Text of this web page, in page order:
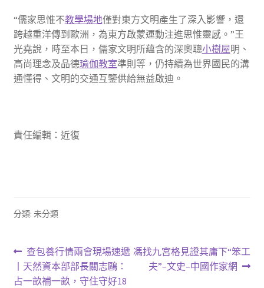
“儒家思惟不教學場地僅對東方文明產生了深入影響，還
跨越重洋傳到歐洲，為東方啟蒙運動注進思惟靈感。”王
光堯說，時至本日，儒家文明所蘊含的深奧聰小樹屋明、
高尚理念及品德瑜伽教室準則等，仍持續為世界國民的溝
通懂得、文明的交通互鑒供給無益啟迪。
責任編輯：近復
分類: 未分類
文
章
上
一
篇
查包養行情兩會現場速遞
丨天然資本部部長關志鷗：
占一畝補一畝，守住守好18
下
馮找九宮格見證其庸下“笨工
夫”–文史–中國作家網